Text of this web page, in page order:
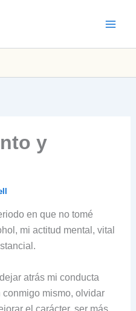
y
en que no tomé
mi actitud mental, vital
atrás mi conducta
mismo, olvidar
el carácter, ser más